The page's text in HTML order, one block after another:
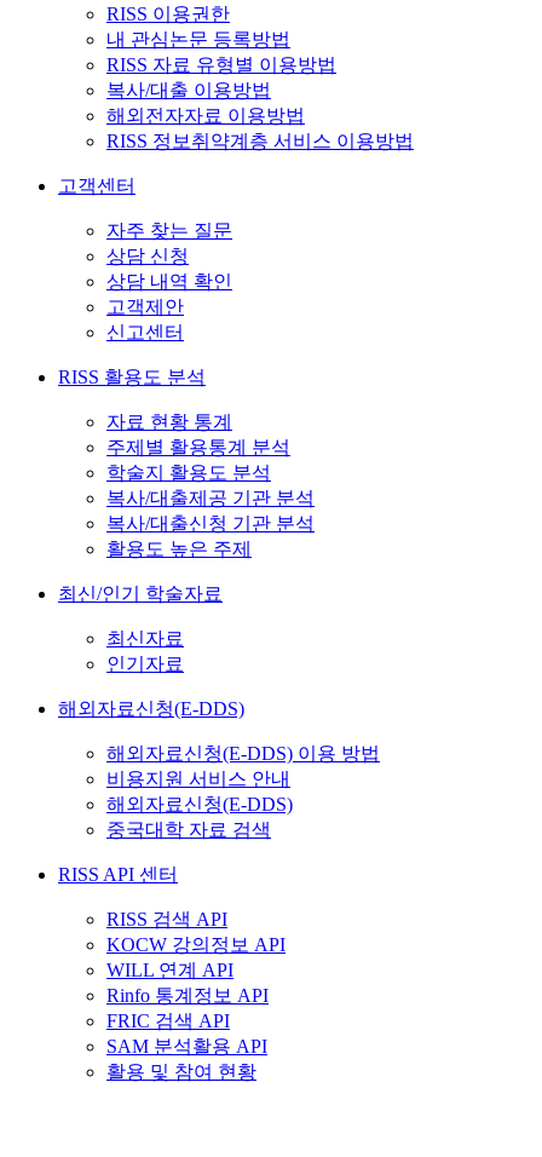
RISS 이용권한
내 관심논문 등록방법
RISS 자료 유형별 이용방법
복사/대출 이용방법
해외전자자료 이용방법
RISS 정보취약계층 서비스 이용방법
고객센터
자주 찾는 질문
상담 신청
상담 내역 확인
고객제안
신고센터
RISS 활용도 분석
자료 현황 통계
주제별 활용통계 분석
학술지 활용도 분석
복사/대출제공 기관 분석
복사/대출신청 기관 분석
활용도 높은 주제
최신/인기 학술자료
최신자료
인기자료
해외자료신청(E-DDS)
해외자료신청(E-DDS) 이용 방법
비용지원 서비스 안내
해외자료신청(E-DDS)
중국대학 자료 검색
RISS API 센터
RISS 검색 API
KOCW 강의정보 API
WILL 연계 API
Rinfo 통계정보 API
FRIC 검색 API
SAM 분석활용 API
활용 및 참여 현황